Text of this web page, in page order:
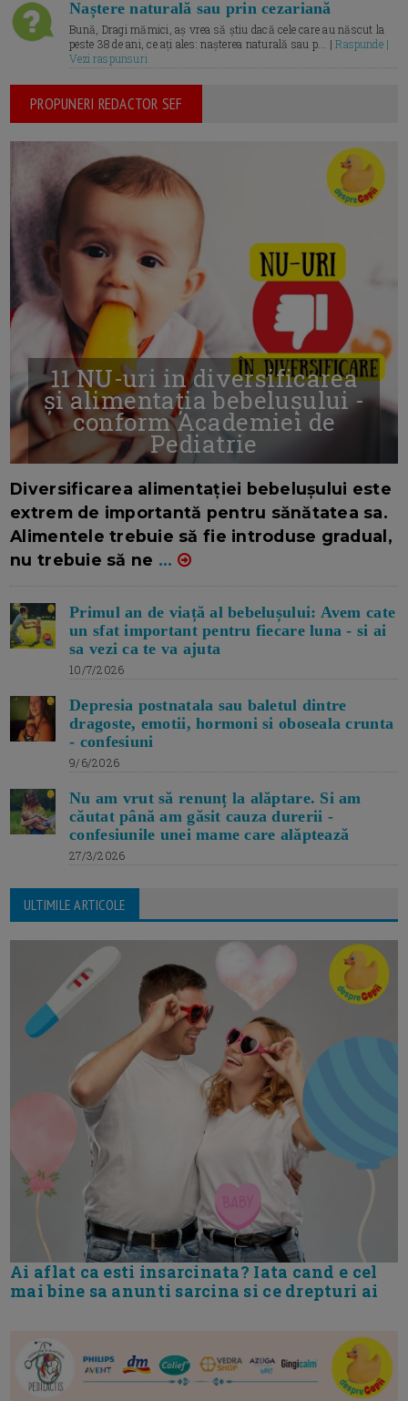
Naștere naturală sau prin cezariană
Bună, Dragi mămici, aș vrea să știu dacă cele care au născut la
peste 38 de ani, ce ați ales: nașterea naturală sau p... |Raspunde |
Vezi raspunsuri
PROPUNERI REDACTOR SEF
11 NU-uri in diversificarea
și alimentația bebelușului -
conform Academiei de
Pediatrie
Diversificarea alimentației bebelușului este
extrem de importantă pentru sănătatea sa.
Alimentele trebuie să fie introduse gradual,
nu trebuie să ne ...
Primul an de viață al bebelușului: Avem cate
un sfat important pentru fiecare luna - si ai
sa vezi ca te va ajuta
10/7/2026
Depresia postnatala sau baletul dintre
dragoste, emotii, hormoni si oboseala crunta
- confesiuni
9/6/2026
Nu am vrut să renunț la alăptare. Si am
căutat până am găsit cauza durerii -
confesiunile unei mame care alăptează
27/3/2026
ULTIMILE ARTICOLE
Ai aflat ca esti insarcinata? Iata cand e cel
mai bine sa anunti sarcina si ce drepturi ai